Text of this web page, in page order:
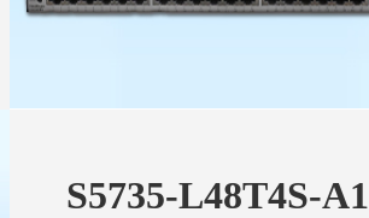
S5735-L48T4S-A1